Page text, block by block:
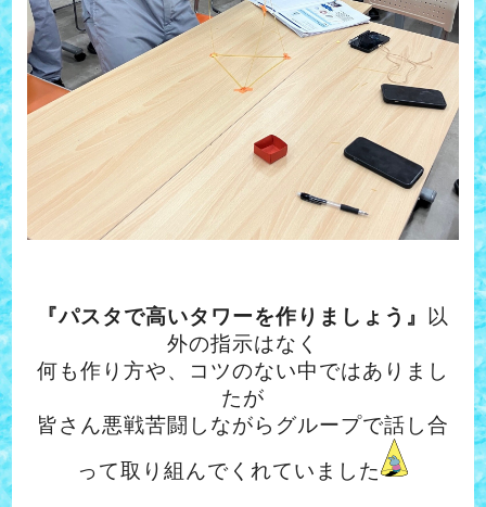
『パスタで高いタワーを作りましょう』 以
外の指示はなく
何も作り方や、コツのない中ではありまし
たが
皆さん悪戦苦闘しながらグループで話し合
って取り組んでくれていました